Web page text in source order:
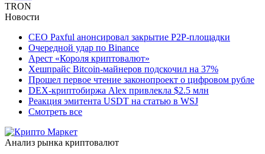
TRON
Новости
CEO Paxful анонсировал закрытие P2P-площадки
Очередной удар по Binance
Арест «Короля криптовалют»
Хешпрайс Bitcoin-майнеров подскочил на 37%
Прошел первое чтение законопроект о цифровом рубле
DEX-криптобиржа Alex привлекла $2.5 млн
Реакция эмитента USDT на статью в WSJ
Смотреть все
Анализ рынка криптовалют